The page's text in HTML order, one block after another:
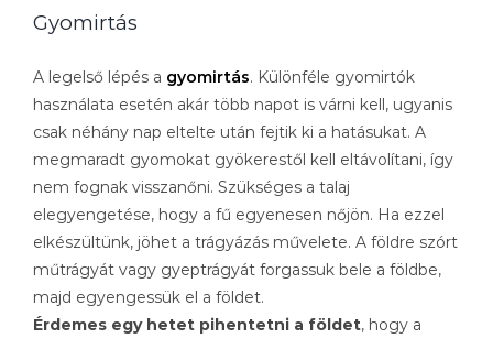
Gyomirtás
A legelső lépés a gyomirtás. Különféle gyomirtók
használata esetén akár több napot is várni kell, ugyanis
csak néhány nap eltelte után fejtik ki a hatásukat. A
megmaradt gyomokat gyökerestől kell eltávolítani, így
nem fognak visszanőni. Szükséges a talaj
elegyengetése, hogy a fű egyenesen nőjön. Ha ezzel
elkészültünk, jöhet a trágyázás művelete. A földre szórt
műtrágyát vagy gyeptrágyát forgassuk bele a földbe,
majd egyengessük el a földet.
Érdemes egy hetet pihentetni a földet, hogy a